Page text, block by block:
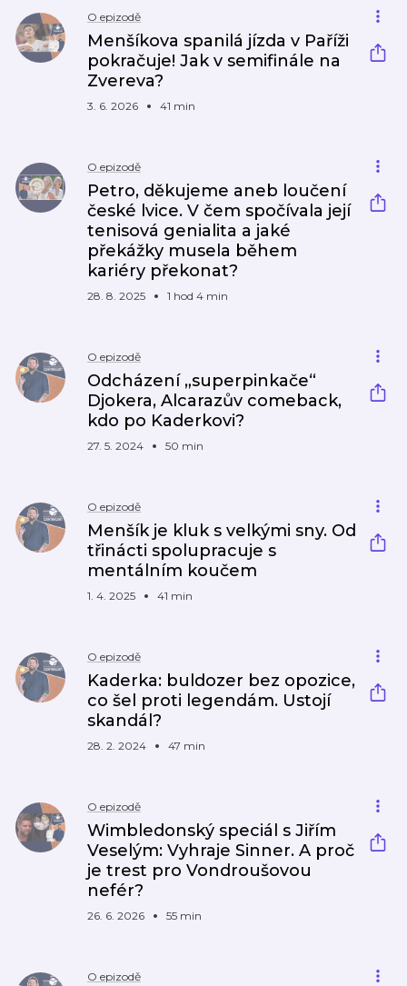
O epizodě
Menšíkova spanilá jízda v Paříži
pokračuje! Jak v semifinále na
Zvereva?
3. 6. 2026 41 min
O epizodě
Petro, děkujeme aneb loučení
české lvice. V čem spočívala její
tenisová genialita a jaké
překážky musela během
kariéry překonat?
28. 8. 2025 1 hod 4 min
O epizodě
Odcházení „superpinkače“
Djokera, Alcarazův comeback,
kdo po Kaderkovi?
27. 5. 2024 50 min
O epizodě
Menšík je kluk s velkými sny. Od
třinácti spolupracuje s
mentálním koučem
1. 4. 2025 41 min
O epizodě
Kaderka: buldozer bez opozice,
co šel proti legendám. Ustojí
skandál?
28. 2. 2024 47 min
O epizodě
Wimbledonský speciál s Jiřím
Veselým: Vyhraje Sinner. A proč
je trest pro Vondroušovou
nefér?
26. 6. 2026 55 min
O epizodě